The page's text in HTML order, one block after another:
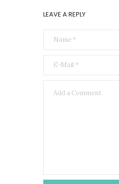
LEAVE A REPLY